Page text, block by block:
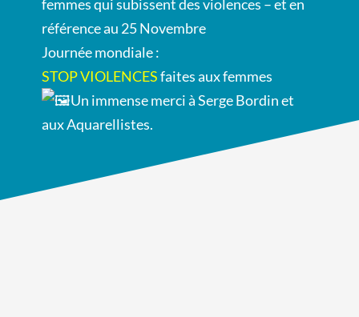
femmes qui subissent des violences – et en
référence au 25 Novembre
Journée mondiale :
STOP VIOLENCESfaites aux femmes
Un immense merci à Serge Bordin et
aux Aquarellistes.